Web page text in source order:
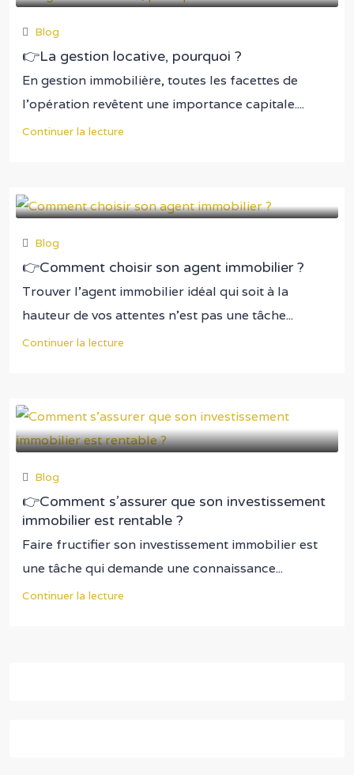
Blog
👉La gestion locative, pourquoi ?
En gestion immobilière, toutes les facettes de
l’opération revêtent une importance capitale....
Continuer la lecture
Blog
👉Comment choisir son agent immobilier ?
Trouver l'agent immobilier idéal qui soit à la
hauteur de vos attentes n'est pas une tâche...
Continuer la lecture
Blog
👉Comment s’assurer que son investissement
immobilier est rentable ?
Faire fructifier son investissement immobilier est
une tâche qui demande une connaissance...
Continuer la lecture